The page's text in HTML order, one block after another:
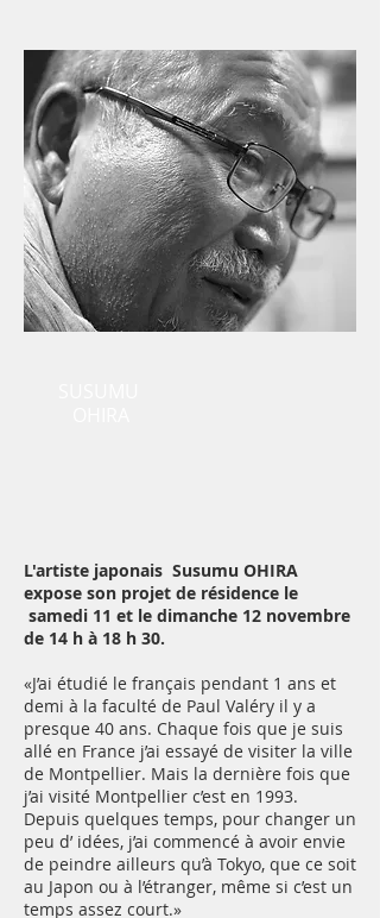
L'artiste japonais Susumu OHIRA
expose son projet de résidence le
samedi 11 et le dimanche 12 novembre
de 14 h à 18 h 30.
«J’ai étudié le français pendant 1 ans et
demi à la faculté de Paul Valéry il y a
presque 40 ans. Chaque fois que je suis
allé en France j’ai essayé de visiter la ville
de Montpellier. Mais la dernière fois que
j’ai visité Montpellier c’est en 1993.
Depuis quelques temps, pour changer un
peu d’ idées, j’ai commencé à avoir envie
de peindre ailleurs qu’à Tokyo, que ce soit
au Japon ou à l’étranger, même si c’est un
temps assez court.»